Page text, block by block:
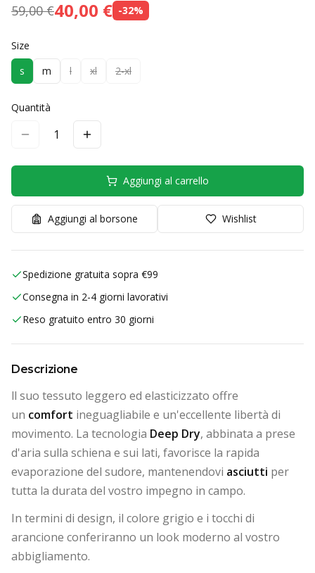
59,00 €40,00 € -32%
Size
s
m l xl 2-xl
Quantità
1
Aggiungi al carrello
Aggiungi al borsone Wishlist
Spedizione gratuita sopra €99
Consegna in 2-4 giorni lavorativi
Reso gratuito entro 30 giorni
Descrizione
ll suo tessuto leggero ed elasticizzato offre
un comfort ineguagliabile e un'eccellente libertà di
movimento. La tecnologia Deep Dry, abbinata a prese
d'aria sulla schiena e sui lati, favorisce la rapida
evaporazione del sudore, mantenendovi asciutti per
tutta la durata del vostro impegno in campo.
In termini di design, il colore grigio e i tocchi di
arancione conferiranno un look moderno al vostro
abbigliamento.